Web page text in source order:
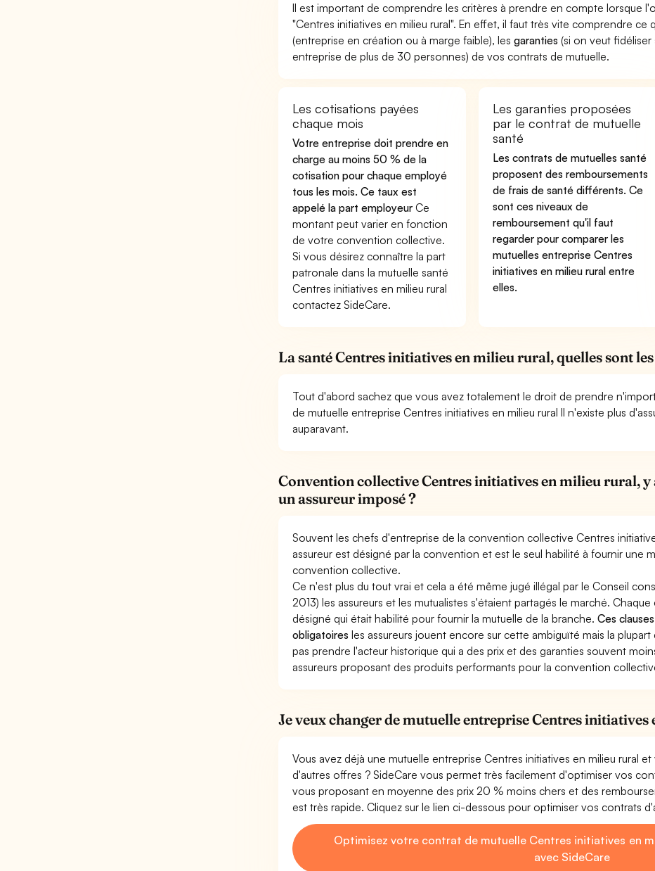
Il est important de comprendre les critères à prendre en compte lorsque
"Centres initiatives en milieu rural". En effet, il faut très vite comprendre
(entreprise en création ou à marge faible), lesgaranties (si on veut fidéliser
entreprise de plus de 30 personnes) de vos contrats de mutuelle.
Les cotisations payées
chaque mois
Votre entreprise doit prendre en
charge au moins 50 % de la
cotisation pour chaque employé
tous les mois. Ce taux est
appelé la part employeur Ce
montant peut varier en fonction
de votre convention collective.
Si vous désirez connaître la part
patronale dans la mutuelle santé
Centres initiatives en milieu rural
contactez SideCare.
Les garanties proposées
par le contrat de mutuelle
santé
Les contrats de mutuelles santé
proposent des remboursements
de frais de santé différents. Ce
sont ces niveaux de
remboursement qu'il faut
regarder pour comparer les
mutuelles entreprise Centres
initiatives en milieu rural entre
elles.
La santé Centres initiatives en milieu rural, quelles sont
Tout d'abord sachez que vous avez totalement le droit de prendre
de mutuelle entreprise Centres initiatives en milieu rural Il n'existe plus
auparavant.
Convention collective Centres initiatives en milieu rural,
un assureur imposé ?
Souvent les chefs d'entreprise de la convention collective Centres
assureur est désigné par la convention et est le seul habilité à fournir une
convention collective.
Ce n'est plus du tout vrai et cela a été même jugé illégal par le Conseil
2013) les assureurs et les mutualistes s'étaient partagés le marché.
désigné qui était habilité pour fournir la mutuelle de la branche.Ces
obligatoires les assureurs jouent encore sur cette ambiguïté mais la
pas prendre l'acteur historique qui a des prix et des garanties souvent
assureurs proposant des produits performants pour la convention
Je veux changer de mutuelle entreprise Centres
Vous avez déjà une mutuelle entreprise Centres initiatives en milieu rural
d'autres offres ? SideCare vous permet très facilement d'optimiser vos
vous proposant en moyenne des prix 20 % moins chers et des
est très rapide. Cliquez sur le lien ci-dessous pour optimiser vos contrats
Optimisez votre contrat de mutuelle Centres initiatives en
avec SideCare